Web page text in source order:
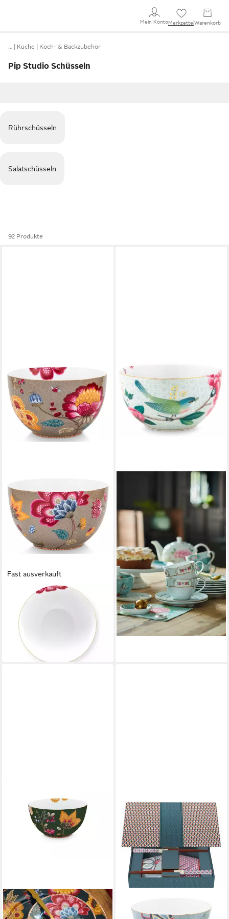
Mein KontoMerkzettel Warenkorb
… Küche Koch- & Backzubehör
Pip Studio Schüsseln
Rührschüsseln
Salatschüsseln
92 Produkte
Fast ausverkauft
PIP STUDIO
Servierschüssel Blooming
Tales Fantasy Khaki Bowl
23cm, Porzellan, (Bowls)
64,95 €
lieferbar - in 2-3 Werktagen bei dir
Schale Blushing Birds Bowl
white 12 cm, Porzellan,
(Schüsseln & Schalen), Bowl
Blushing Birds White 12cm
22,95 €
lieferbar - in 2-3 Werktagen bei dir